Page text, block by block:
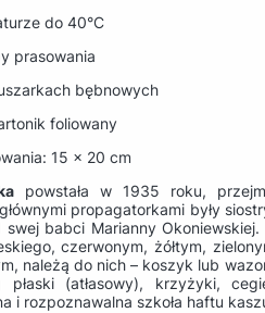
do 40°C
prasowania
bębnowych
foliowany
15 x 20 cm
powstała w 1935 roku,
propagatorkami były
swej babci Marianny
czerwonym, żółtym,
należą do nich – koszyk lub
płaski (atłasowy), krzyżyki,
i rozpoznawalna szkoła haftu